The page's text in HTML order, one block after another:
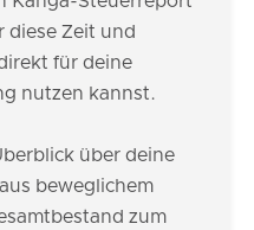
diese Zeit und
für deine
nutzen kannst.
über deine
beweglichem
zum